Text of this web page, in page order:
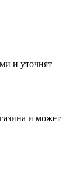
и уточнят
и может